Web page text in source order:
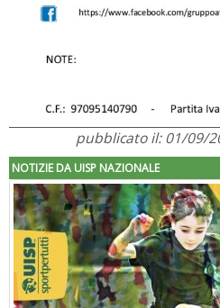
pubblicato il: 01/09/
NOTIZIE DA UISP NAZIONALE